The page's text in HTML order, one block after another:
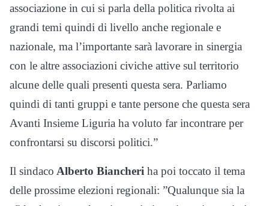
associazione in cui si parla della politica rivolta ai
grandi temi quindi di livello anche regionale e
nazionale, ma l’importante sarà lavorare in sinergia
con le altre associazioni civiche attive sul territorio
alcune delle quali presenti questa sera. Parliamo
quindi di tanti gruppi e tante persone che questa sera
Avanti Insieme Liguria ha voluto far incontrare per
confrontarsi su discorsi politici.”
Il sindaco Alberto Biancheri ha poi toccato il tema
delle prossime elezioni regionali: ”Qualunque sia la